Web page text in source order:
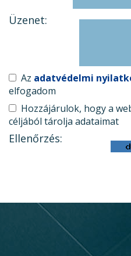
Üzenet:
Az adatvédelmi
elfogadom
Hozzájárulok, hogy a
céljából tárolja adataimat
Ellenőrzés: